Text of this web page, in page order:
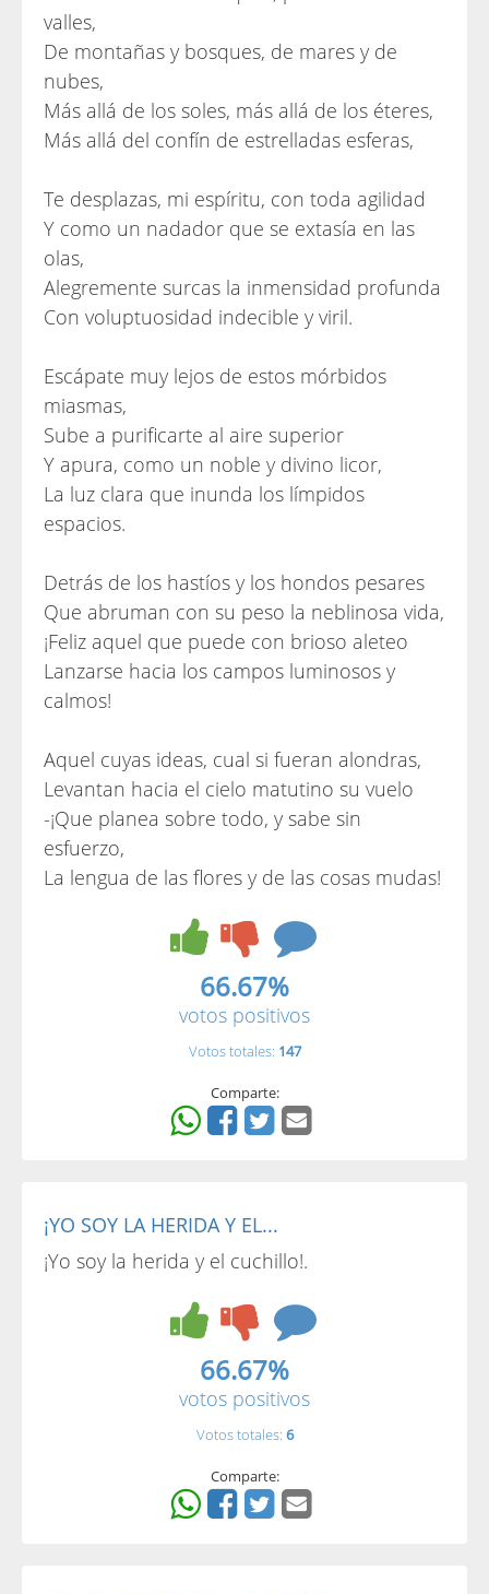
valles,
De montañas y bosques, de mares y de
nubes,
Más allá de los soles, más allá de los éteres,
Más allá del confín de estrelladas esferas,
Te desplazas, mi espíritu, con toda agilidad
Y como un nadador que se extasía en las
olas,
Alegremente surcas la inmensidad profunda
Con voluptuosidad indecible y viril.
Escápate muy lejos de estos mórbidos
miasmas,
Sube a purificarte al aire superior
Y apura, como un noble y divino licor,
La luz clara que inunda los límpidos
espacios.
Detrás de los hastíos y los hondos pesares
Que abruman con su peso la neblinosa vida,
¡Feliz aquel que puede con brioso aleteo
Lanzarse hacia los campos luminosos y
calmos!
Aquel cuyas ideas, cual si fueran alondras,
Levantan hacia el cielo matutino su vuelo
-¡Que planea sobre todo, y sabe sin
esfuerzo,
La lengua de las flores y de las cosas mudas!
66.67%
votos positivos
Votos totales: 147
Comparte:
¡YO SOY LA HERIDA Y EL...
¡Yo soy la herida y el cuchillo!.
66.67%
votos positivos
Votos totales: 6
Comparte: